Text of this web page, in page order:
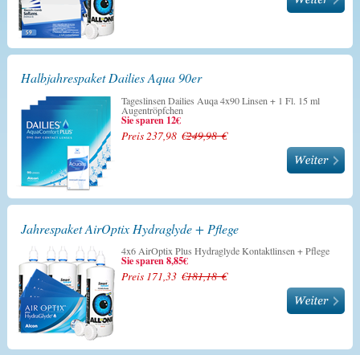
Halbjahrespaket Dailies Aqua 90er
Tageslinsen Dailies Auqa 4x90 Linsen + 1 Fl. 15 ml
Augentröpfchen
Sie sparen 12€
Preis 237,98 €249,98 €
Jahrespaket AirOptix Hydraglyde + Pflege
4x6 AirOptix Plus Hydraglyde Kontaktlinsen + Pflege
Sie sparen 8,85€
Preis 171,33 €181,18 €